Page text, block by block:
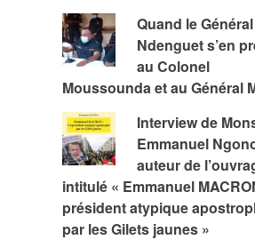
Quand le Général
Ndenguet s’en
au Colonel
Moussounda et au Général
Interview de
Emmanuel
auteur de
intitulé « Emmanuel
président atypique
par les Gilets jaunes »